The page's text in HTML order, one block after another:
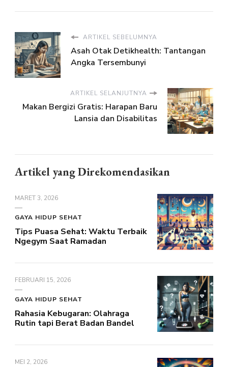
ARTIKEL SEBELUMNYA
Asah Otak Detikhealth: Tantangan
Angka Tersembunyi
ARTIKEL SELANJUTNYA
Makan Bergizi Gratis: Harapan Baru
Lansia dan Disabilitas
Artikel yang Direkomendasikan
MARET 3, 2026
GAYA HIDUP SEHAT
Tips Puasa Sehat: Waktu Terbaik
Ngegym Saat Ramadan
FEBRUARI 15, 2026
GAYA HIDUP SEHAT
Rahasia Kebugaran: Olahraga
Rutin tapi Berat Badan Bandel
MEI 2, 2026